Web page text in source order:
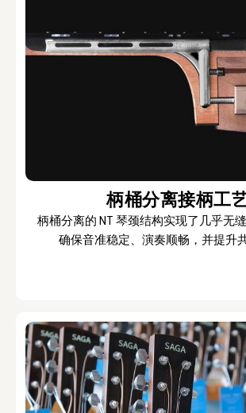
柄桶分离接柄工
柄桶分离的 NT 琴颈结构实现了几乎无
确保音准稳定、演奏顺畅，并提升